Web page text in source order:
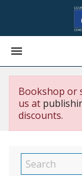

Bookshop or
us at
discounts.